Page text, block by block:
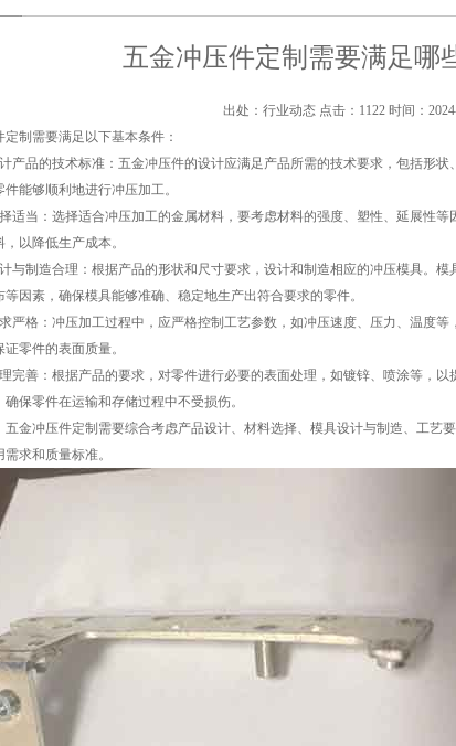
五金冲压件定制需要满足哪
出处：行业动态 点击：1122 时间：
定制需要满足以下基本条件：
产品的技术标准：五金冲压件的设计应满足产品所需的技术要求，包括形
能够顺利地进行冲压加工。
适当：选择适合冲压加工的金属材料，要考虑材料的强度、塑性、延展性
以降低生产成本。
与制造合理：根据产品的形状和尺寸要求，设计和制造相应的冲压模具。
等因素，确保模具能够准确、稳定地生产出符合要求的零件。
严格：冲压加工过程中，应严格控制工艺参数，如冲压速度、压力、温度
零件的表面质量。
完善：根据产品的要求，对零件进行必要的表面处理，如镀锌、喷涂等，
确保零件在运输和存储过程中不受损伤。
五金冲压件定制需要综合考虑产品设计、材料选择、模具设计与制造、工艺
求和质量标准。